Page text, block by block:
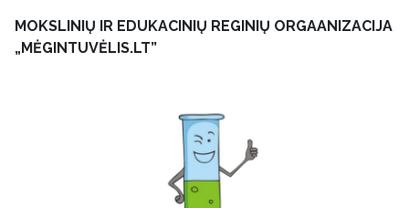
MOKSLINIŲ IR EDUKACINIŲ REGINIŲ ORGAANIZACIJA
„MĖGINTUVĖLIS.LT”